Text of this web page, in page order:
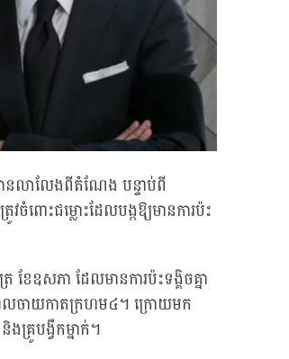
នលាលែងពីតំណែង បន្ទាប់ពី
ពោះជម្លោះដែលបង្កឱ្យមានការប៉ះ
ែឧសភា ដែលមានការប៉ះទង្គិចគ្នា
ាលចាយកាតក្រហម៤។ ក្រោយមក
គ្រូបង្វឹកម្នាក់។